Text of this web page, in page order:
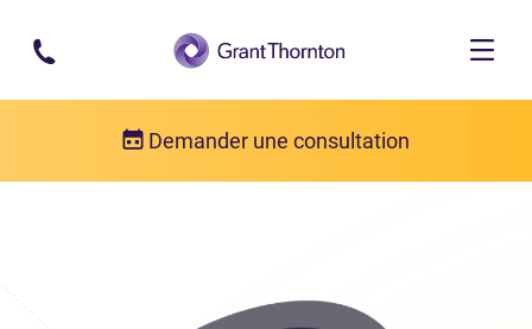
Passer au contenu principal
Demander une consultation